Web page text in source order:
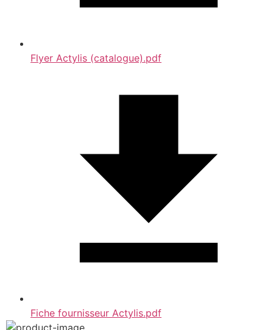
Flyer Actylis (catalogue).pdf
Fiche fournisseur Actylis.pdf